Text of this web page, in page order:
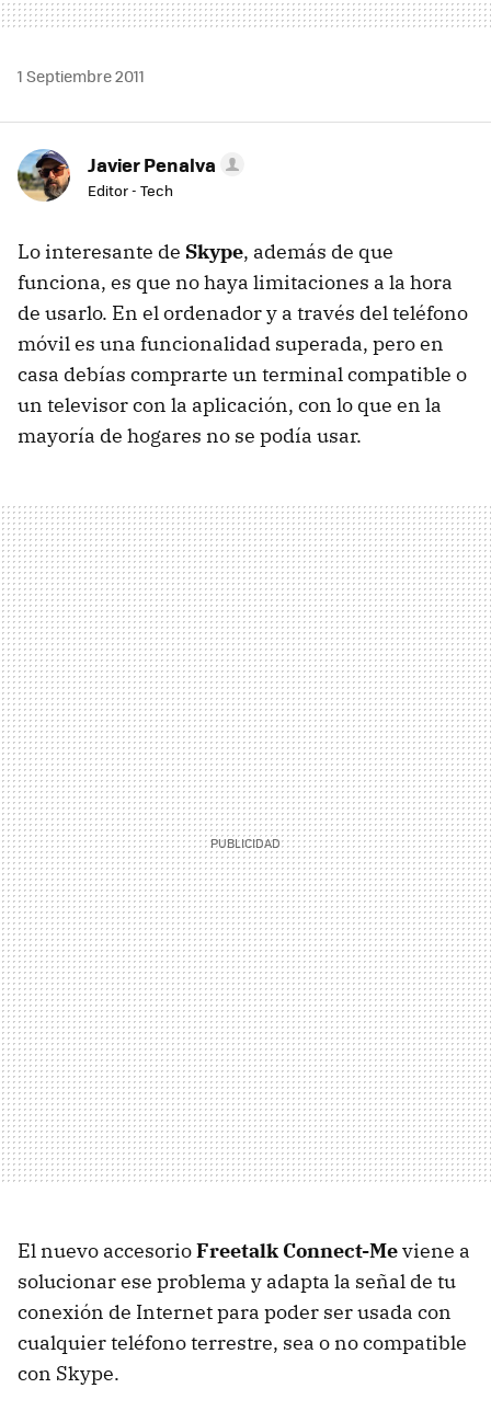
1 Septiembre 2011
Javier Penalva
Editor - Tech
Lo interesante de Skype, además de que
funciona, es que no haya limitaciones a la hora
de usarlo. En el ordenador y a través del teléfono
móvil es una funcionalidad superada, pero en
casa debías comprarte un terminal compatible o
un televisor con la aplicación, con lo que en la
mayoría de hogares no se podía usar.
El nuevo accesorioFreetalk Connect-Meviene a
solucionar ese problema y adapta la señal de tu
conexión de Internet para poder ser usada con
cualquier teléfono terrestre, sea o no compatible
con Skype.